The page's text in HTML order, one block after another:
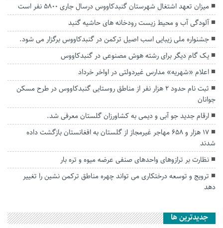
میزان تعهد اشتغال شهرستان گنبدکاووس درسال جاری ۵۸۰۰ نفر است
آلودگی آب و محیط زیست رودخانه های حاشیه گنبد
جشنواره ملی زیبایی اسب اصیل ترکمن در گنبدکاووس برگزار می شود.
یک گام دیگر برای رشته هوش مصنوعی در گنبدکاووس
اعلام «شهریه» مدارس غیردولتی در اواخر خرداد
ثبت نام حدود ۲ هزار نفر از مناطق روستایی گنبدکاووس در طرح مسکن
جوانان
ارقام جدید جو آبی و دیمی به کشاورزان گلستان معرفی شد.
۱۷ هزار و ۶۵۸ مهاجر غیرمجاز از گلستان به افغانستان بازگشت داده
شدند
نظارت بر ترازوهای واحدهای صنفی عرضه میوه و تره بار
ترویج و توسعه درختکاری می تواند چهره مناطق ترکمن نشین را تغییر
دهد
جديدترين ها